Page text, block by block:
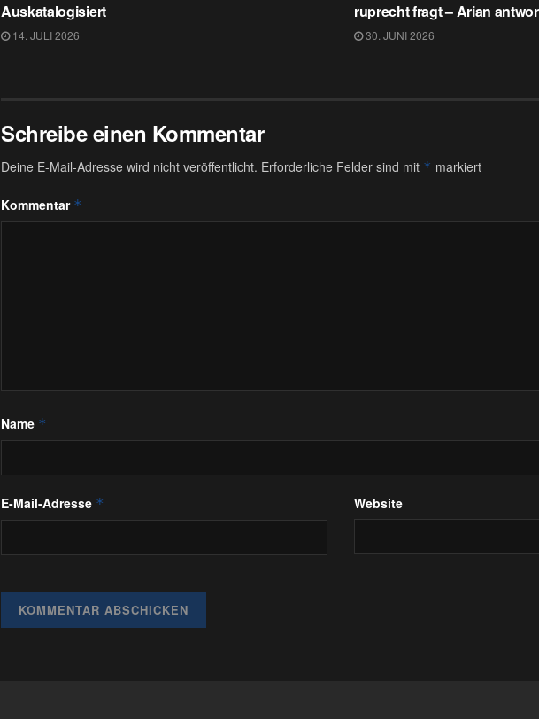
Auskatalogisiert
14. JULI 2026
ruprecht fragt – Arian
30. JUNI 2026
Schreibe einen Kommentar
Deine E-Mail-Adresse wird nicht veröffentlicht. Erforderliche Felder sind mit * markiert
Kommentar *
Name *
E-Mail-Adresse * Website